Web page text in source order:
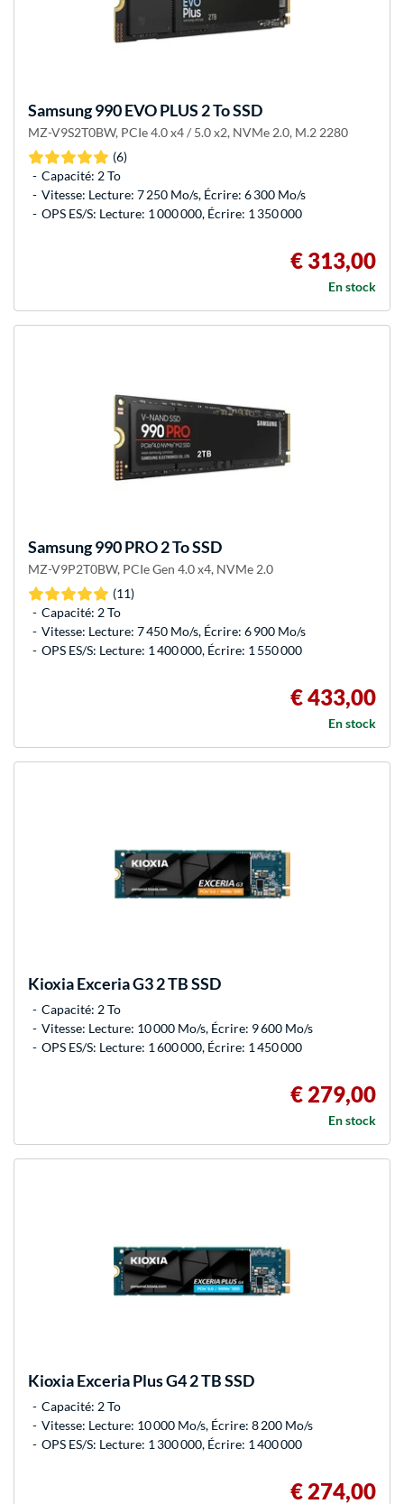
Samsung990 EVO PLUS 2 To SSD
MZ-V9S2T0BW, PCIe 4.0 x4 / 5.0 x2, NVMe 2.0, M.2 2280
(6)
Capacité: 2 To
Vitesse: Lecture: 7 250 Mo/s, Écrire: 6 300 Mo/s
OPS ES/S: Lecture: 1 000 000, Écrire: 1 350 000
€ 313,00
En stock
Samsung990 PRO 2 To SSD
MZ-V9P2T0BW, PCIe Gen 4.0 x4, NVMe 2.0
(11)
Capacité: 2 To
Vitesse: Lecture: 7 450 Mo/s, Écrire: 6 900 Mo/s
OPS ES/S: Lecture: 1 400 000, Écrire: 1 550 000
€ 433,00
En stock
KioxiaExceria G3 2 TB SSD
Capacité: 2 To
Vitesse: Lecture: 10 000 Mo/s, Écrire: 9 600 Mo/s
OPS ES/S: Lecture: 1 600 000, Écrire: 1 450 000
€ 279,00
En stock
KioxiaExceria Plus G4 2 TB SSD
Capacité: 2 To
Vitesse: Lecture: 10 000 Mo/s, Écrire: 8 200 Mo/s
OPS ES/S: Lecture: 1 300 000, Écrire: 1 400 000
€ 274,00